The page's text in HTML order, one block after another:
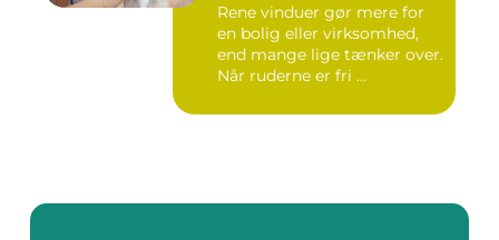
Rene vinduer gør mere for
en bolig eller virksomhed,
end mange lige tænker over.
Når ruderne er fri ...